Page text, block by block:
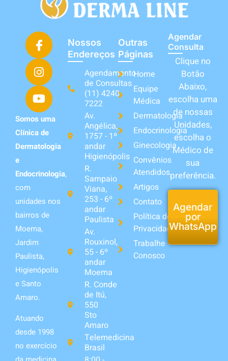
Somos uma
Clínica de
Dermatologia
e
Endocrinologia,
com
unidades nos
bairros de
Moema,
Jardim
Paulista,
Higienópolis
e Santo
Amaro.
Atuando
desde 1998
no exercício
Nossos
Endereços
Agendamento
de Consultas
(11) 4240-
7222
Av.
Angélica,
1757 - 1º
andar
Higienópolis
R.
Sampaio
Viana,
253 - 6º
andar
Paulista
Av.
Rouxinol,
55 - 6º
andar
Moema
R. Conde
de Itú,
550
Sto
Amaro
Telemedicina
Brasil
Outras
Páginas
Home
Equipe
Médica
Dermatologia
Endocrinologia
Ginecologia
Convênios
Atendidos
Artigos
Contato
Política de
Privacidade
Trabalhe
Conosco
Agendar
Consulta
Clique no
Botão
Abaixo,
escolha uma
de nossas
Unidades,
escolha o
Médico de
sua
preferência.
Agendar
por
WhatsApp